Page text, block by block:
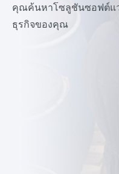
คุณค้นหาโซลูชันซอฟต์แ
ธุรกิจของคุณ